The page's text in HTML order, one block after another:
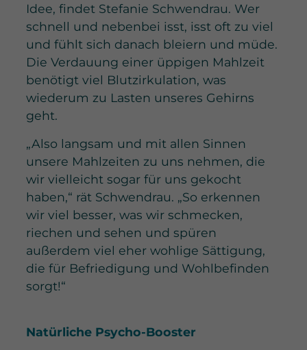
Idee, findet Stefanie Schwendrau. Wer
schnell und nebenbei isst, isst oft zu viel
und fühlt sich danach bleiern und müde.
Die Verdauung einer üppigen Mahlzeit
benötigt viel Blutzirkulation, was
wiederum zu Lasten unseres Gehirns
geht.
„Also langsam und mit allen Sinnen
unsere Mahlzeiten zu uns nehmen, die
wir vielleicht sogar für uns gekocht
haben,“ rät Schwendrau. „So erkennen
wir viel besser, was wir schmecken,
riechen und sehen und spüren
außerdem viel eher wohlige Sättigung,
die für Befriedigung und Wohlbefinden
sorgt!“
Natürliche Psycho-Booster